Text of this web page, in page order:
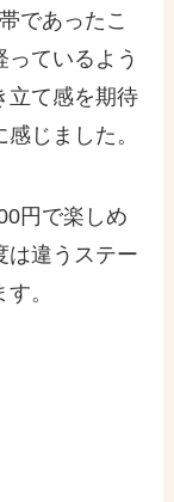
であったこ
っているよう
立て感を期待
じました。
円で楽しめ
は違うステー
。